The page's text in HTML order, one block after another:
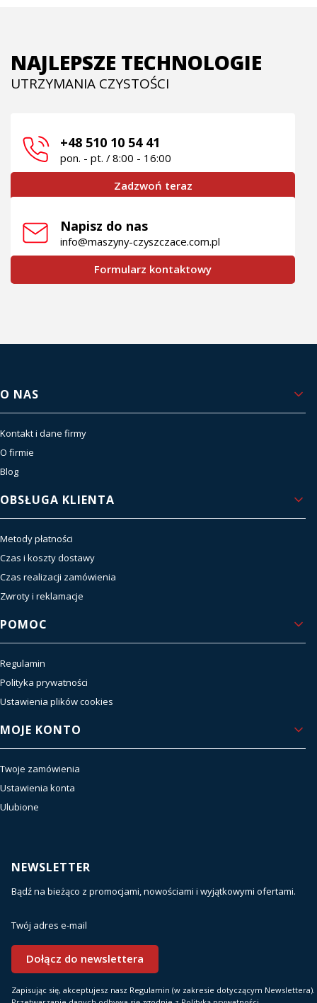
NAJLEPSZE TECHNOLOGIE
UTRZYMANIA CZYSTOŚCI
+48 510 10 54 41
pon. - pt. / 8:00 - 16:00
Zadzwoń teraz
Napisz do nas
info@maszyny-czyszczace.com.pl
Formularz kontaktowy
Linki w stopce
O NAS
Kontakt i dane firmy
O firmie
Blog
OBSŁUGA KLIENTA
Metody płatności
Czas i koszty dostawy
Czas realizacji zamówienia
Zwroty i reklamacje
POMOC
Regulamin
Polityka prywatności
Ustawienia plików cookies
MOJE KONTO
Twoje zamówienia
Ustawienia konta
Ulubione
NEWSLETTER
Bądź na bieżąco z promocjami, nowościami i wyjątkowymi ofertami.
Twój adres e-mail
Dołącz do newslettera
Zapisując się, akceptujesz nasz Regulamin (w zakresie dotyczącym Newslettera).